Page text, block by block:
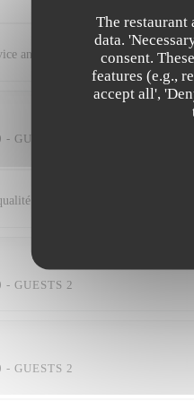
The
data.
consent.
features (e.g.,
accept all',
and fair prices
GUESTS 2
des mets se dispute avec un
- GUESTS 2
- GUESTS 2